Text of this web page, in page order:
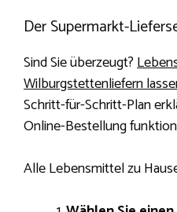
Der Supermarkt-
Sind Sie überzeugt?
Wilburgstettenliefern
Schritt-für-Schritt-Plan
Online-Bestellung
Alle Lebensmittel zu